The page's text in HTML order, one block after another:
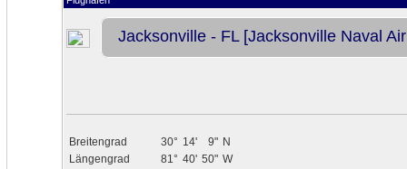
Jacksonville - FL [Jacksonville Naval
Breitengrad 30° 14' 9" N
Längengrad
81° 40' 50" W